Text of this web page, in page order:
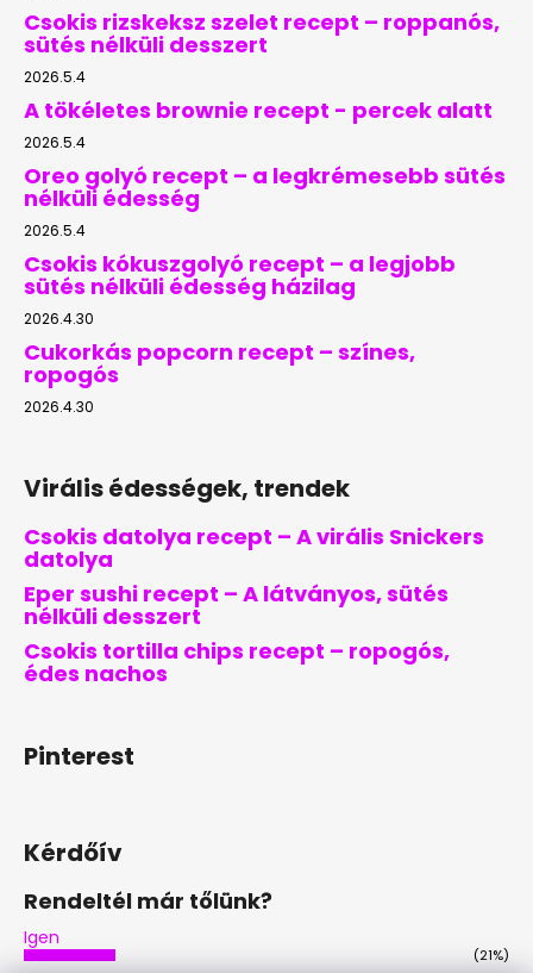
Csokis rizskeksz szelet recept – roppanós,
sütés nélküli desszert
2026.5.4
A tökéletes brownie recept - percek alatt
2026.5.4
Oreo golyó recept – a legkrémesebb sütés
nélküli édesség
2026.5.4
Csokis kókuszgolyó recept – a legjobb
sütés nélküli édesség házilag
2026.4.30
Cukorkás popcorn recept – színes,
ropogós
2026.4.30
Virális édességek, trendek
Csokis datolya recept – A virális Snickers
datolya
Eper sushi recept – A látványos, sütés
nélküli desszert
Csokis tortilla chips recept – ropogós,
édes nachos
Pinterest
Kérdőív
Rendeltél már tőlünk?
Igen
(21%)